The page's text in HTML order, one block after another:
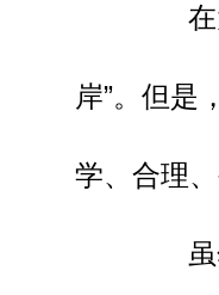
在大
岸”。但是
学、合理
虽然